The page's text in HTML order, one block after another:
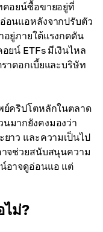
คอยน์ซื้อขายอยู่ที่
อนแอหลังจากปรับตัว
อยู่ภายใต้แรงกดดัน
ยน์ ETFs มีเงินไหล
าดอกเบี้ยและบริษัท
ย์คริปโตหลักในตลาด
มากยังคงมองว่า
าว และความเป็นไป
าจช่วยสนับสนุนความ
อาจดูอ่อนแอ แต่
ม่?